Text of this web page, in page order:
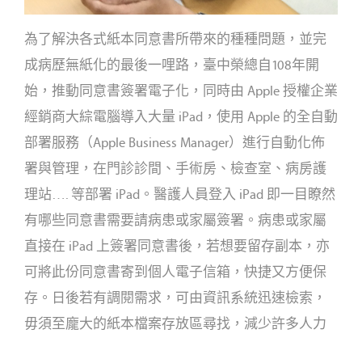
為了解決各式紙本同意書所帶來的種種問題，並完
成病歷無紙化的最後一哩路，臺中榮總自108年開
始，推動同意書簽署電子化，同時由 Apple 授權企業
經銷商大綜電腦導入大量 iPad，使用 Apple 的全自動
部署服務（Apple Business Manager）進行自動化佈
署與管理，在門診診間、手術房、檢查室、病房護
理站…. 等部署 iPad。醫護人員登入 iPad 即一目瞭然
有哪些同意書需要請病患或家屬簽署。病患或家屬
直接在 iPad 上簽署同意書後，若想要留存副本，亦
可將此份同意書寄到個人電子信箱，快捷又方便保
存。日後若有調閱需求，可由資訊系統迅速檢索，
毋須至龐大的紙本檔案存放區尋找，減少許多人力